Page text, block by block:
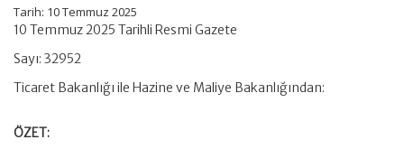
Tarih: 10 Temmuz 2025
10 Temmuz 2025 Tarihli Resmi Gazete
Sayı: 32952
Ticaret Bakanlığı ile Hazine ve Maliye Bakanlığından:
ÖZET: